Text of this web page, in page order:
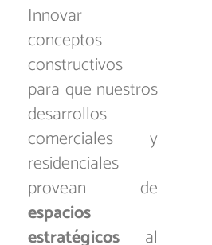
Innovar
conceptos
constructivos
para que nuestros
desarrollos
comerciales y
residenciales
provean de
espacios
estratégicos al